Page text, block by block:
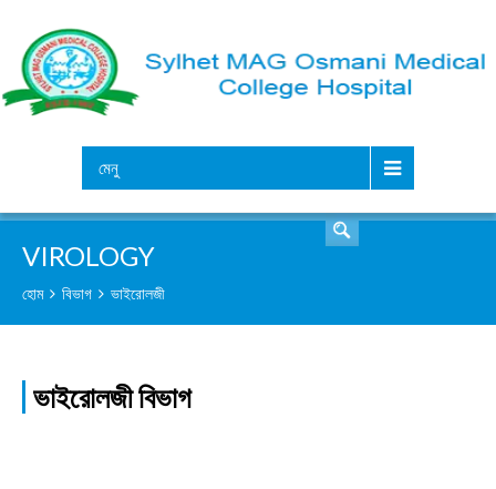
মেনু
VIROLOGY
হোম বিভাগ ভাইরোলজী
ভাইরোলজী বিভাগ